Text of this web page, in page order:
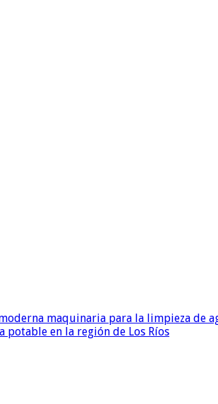
maquinaria para la limpieza de
potable en la región de Los Ríos